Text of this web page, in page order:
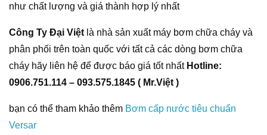
như chất lượng và giá thành hợp lý nhất
Công Ty Đại Việt là nhà sản xuất máy bơm chữa cháy và
phân phối trên toàn quốc với tất cả các dòng bơm chữa
cháy hãy liên hệ để được báo giá tốt nhất Hotline:
0906.751.114 – 093.575.1845 ( Mr.Việt )
bạn có thể tham khảo thêm Bơm cấp nước tiêu chuẩn
Versar